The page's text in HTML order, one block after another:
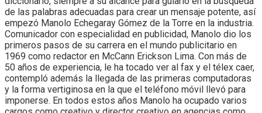
de las palabras adecuadas para crear un mensaje potente, así
empezó Manolo Echegaray Gómez de la Torre en la industria.
Comunicador con especialidad en publicidad, Manolo dio los
primeros pasos de su carrera en el mundo publicitario en
1969 como redactor en McCann Erickson Lima. Con más de
50 años de experiencia, le ha tocado ver al fax y el télex caer,
contempló además la llegada de las primeras computadoras
y la forma vertiginosa en la que el teléfono móvil llevó para
imponerse. En todos estos años Manolo ha ocupado varios